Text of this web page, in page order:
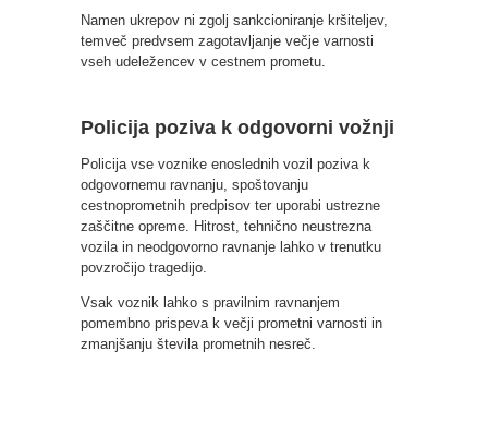
Namen ukrepov ni zgolj sankcioniranje kršiteljev,
temveč predvsem zagotavljanje večje varnosti
vseh udeležencev v cestnem prometu.
Policija poziva k odgovorni vožnji
Policija vse voznike enoslednih vozil poziva k
odgovornemu ravnanju, spoštovanju
cestnoprometnih predpisov ter uporabi ustrezne
zaščitne opreme. Hitrost, tehnično neustrezna
vozila in neodgovorno ravnanje lahko v trenutku
povzročijo tragedijo.
Vsak voznik lahko s pravilnim ravnanjem
pomembno prispeva k večji prometni varnosti in
zmanjšanju števila prometnih nesreč.